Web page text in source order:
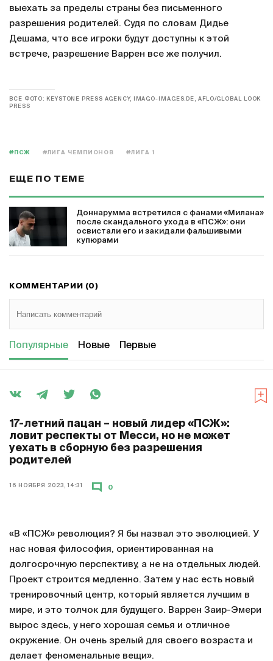
выехать за пределы страны без письменного
разрешения родителей. Судя по словам Дидье
Дешама, что все игроки будут доступны к этой
встрече, разрешение Варрен все же получил.
ВСЕ ФОТО: KEYSTONE PRESS AGENCY, IMAGO-IMAGES.DE, AFLO/GLOBAL LOOK
PRESS
#ПСЖ #ЛИГА ЧЕМПИОНОВ #ЛИГА 1
ЕЩЕ ПО ТЕМЕ
Доннарумма встретился с фанами «Милана»
после скандального ухода в «ПСЖ»: они
освистали его и закидали фальшивыми
купюрами
КОММЕНТАРИИ (0)
Популярные Новые Первые
17-летний пацан – новый лидер «ПСЖ»:
ловит респекты от Месси, но не может
уехать в сборную без разрешения
родителей
16 НОЯБРЯ 2023, 14:31 0
«В «ПСЖ» революция? Я бы назвал это эволюцией. У
нас новая философия, ориентированная на
долгосрочную перспективу, а не на отдельных людей.
Проект строится медленно. Затем у нас есть новый
тренировочный центр, который является лучшим в
мире, и это толчок для будущего. Варрен Заир-Эмери
вырос здесь, у него хорошая семья и отличное
окружение. Он очень зрелый для своего возраста и
делает феноменальные вещи».